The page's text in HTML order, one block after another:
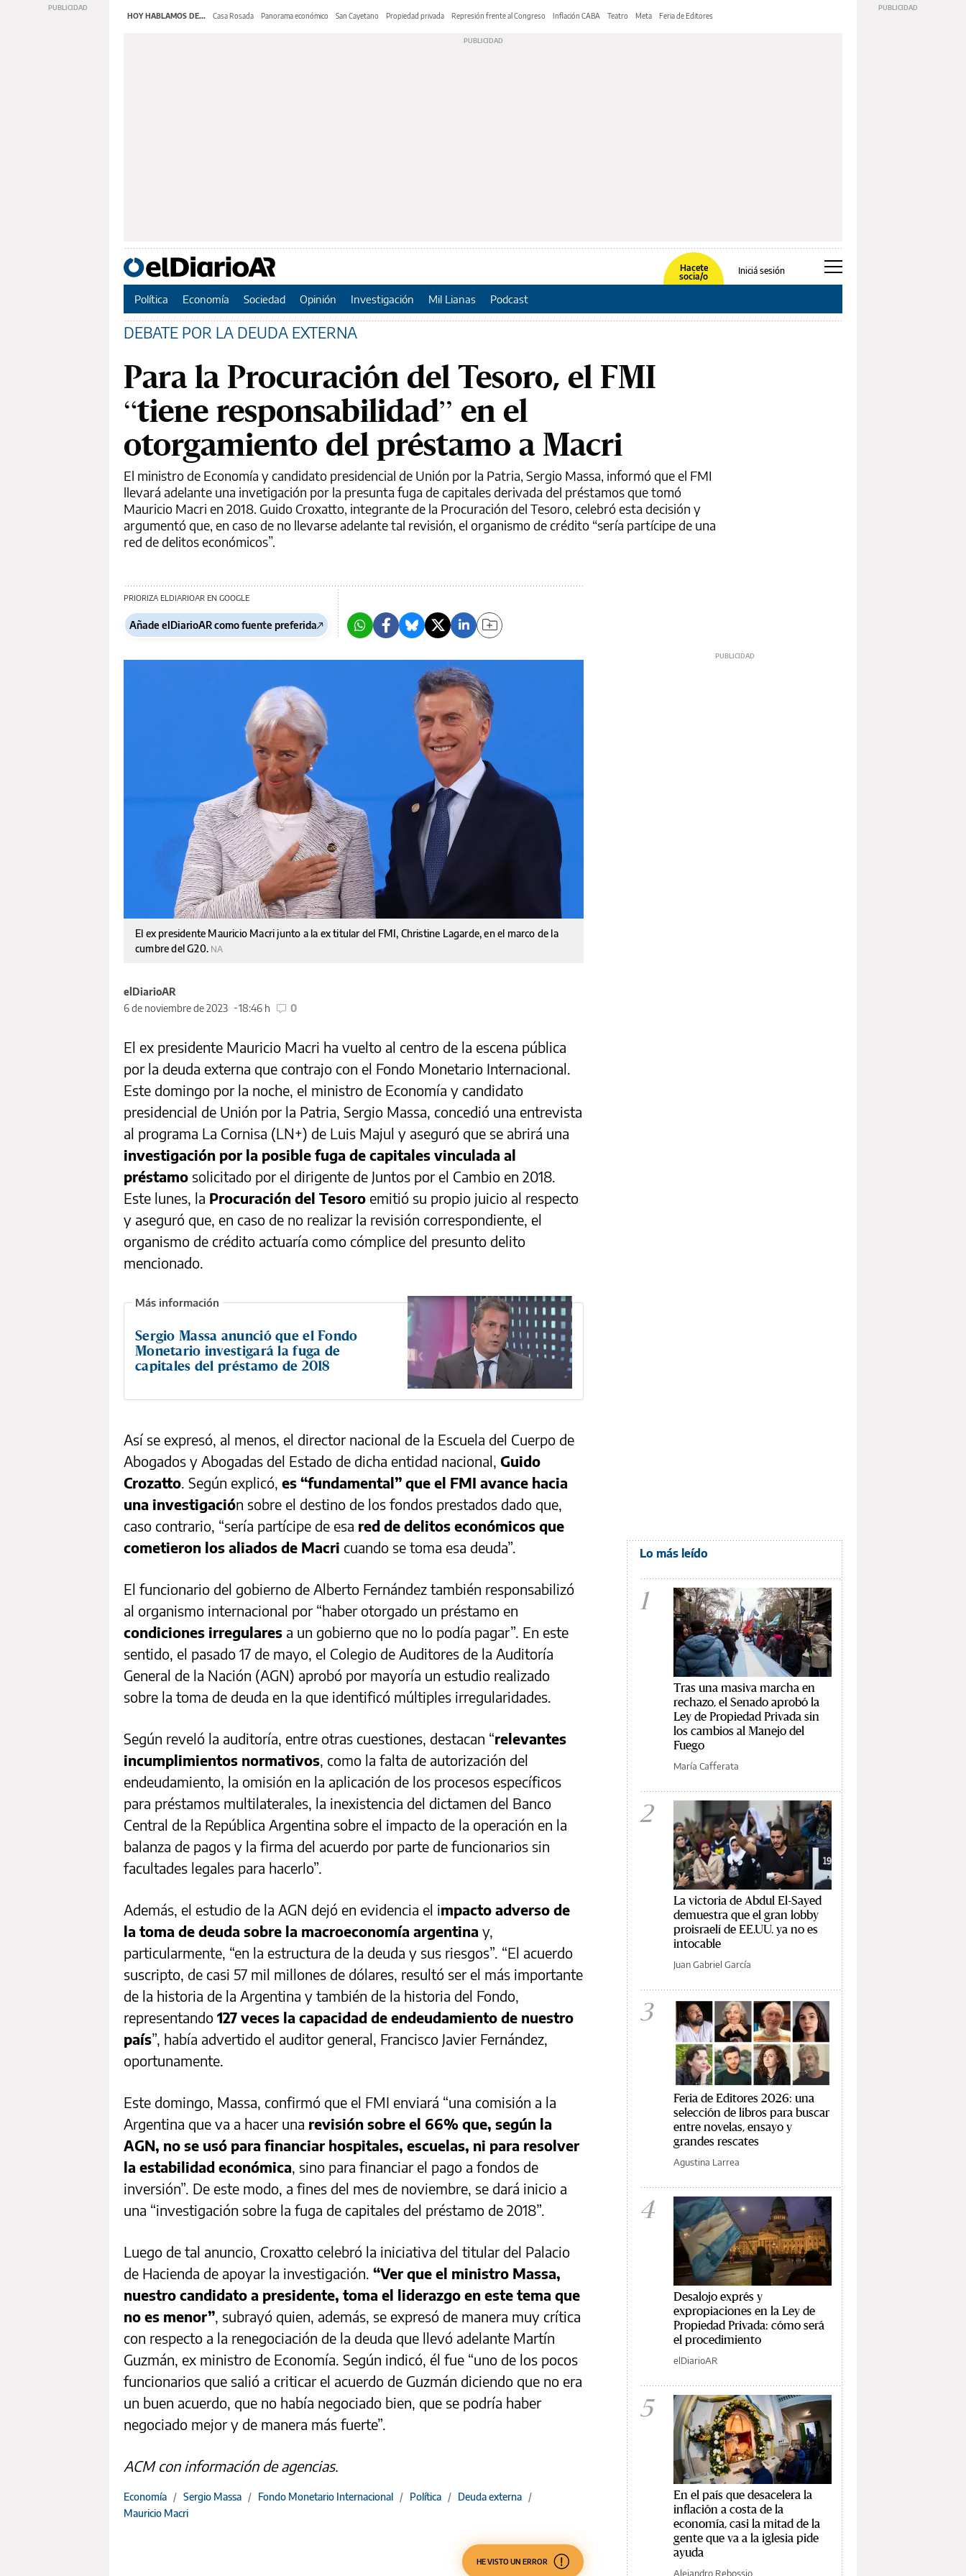
HOY HABLAMOS DE... Casa Rosada Panorama económico San Cayetano Propiedad privada Represión frente al Congreso Inflación CABA Teatro Meta Feria de Editores
Hacete
socia/o
Iniciá sesión
Política Economía Sociedad Opinión Investigación Mil Lianas Podcast
DEBATE POR LA DEUDA EXTERNA
Para la Procuración del Tesoro, el FMI
“tiene responsabilidad” en el
otorgamiento del préstamo a Macri
El ministro de Economía y candidato presidencial de Unión por la Patria, Sergio Massa, informó que el FMI
llevará adelante una invetigación por la presunta fuga de capitales derivada del préstamos que tomó
Mauricio Macri en 2018. Guido Croxatto, integrante de la Procuración del Tesoro, celebró esta decisión y
argumentó que, en caso de no llevarse adelante tal revisión, el organismo de crédito “sería partícipe de una
red de delitos económicos”.
PRIORIZA ELDIARIOAR EN GOOGLE
Añade elDiarioAR como fuente preferida
El ex presidente Mauricio Macri junto a la ex titular del FMI, Christine Lagarde, en el marco de la
cumbre del G20. NA
elDiarioAR
6 de noviembre de 2023
18:46 h 0
El ex presidente Mauricio Macri ha vuelto al centro de la escena pública
por la deuda externa que contrajo con el Fondo Monetario Internacional.
Este domingo por la noche, el ministro de Economía y candidato
presidencial de Unión por la Patria, Sergio Massa, concedió una entrevista
al programa La Cornisa (LN+) de Luis Majul y aseguró que se abrirá una
investigación por la posible fuga de capitales vinculada al
préstamo solicitado por el dirigente de Juntos por el Cambio en 2018.
Este lunes, la Procuración del Tesoro emitió su propio juicio al respecto
y aseguró que, en caso de no realizar la revisión correspondiente, el
organismo de crédito actuaría como cómplice del presunto delito
mencionado.
Sergio Massa anunció que el Fondo
Monetario investigará la fuga de
capitales del préstamo de 2018
Así se expresó, al menos, el director nacional de la Escuela del Cuerpo de
Abogados y Abogadas del Estado de dicha entidad nacional, Guido
Crozatto. Según explicó, es “fundamental” que el FMI avance hacia
una investigación sobre el destino de los fondos prestados dado que,
caso contrario, “sería partícipe de esa red de delitos económicos que
cometieron los aliados de Macri cuando se toma esa deuda”.
El funcionario del gobierno de Alberto Fernández también responsabilizó
al organismo internacional por “haber otorgado un préstamo en
condiciones irregulares a un gobierno que no lo podía pagar”. En este
sentido, el pasado 17 de mayo, el Colegio de Auditores de la Auditoría
General de la Nación (AGN) aprobó por mayoría un estudio realizado
sobre la toma de deuda en la que identificó múltiples irregularidades.
Según reveló la auditoría, entre otras cuestiones, destacan “relevantes
incumplimientos normativos, como la falta de autorización del
endeudamiento, la omisión en la aplicación de los procesos específicos
para préstamos multilaterales, la inexistencia del dictamen del Banco
Central de la República Argentina sobre el impacto de la operación en la
balanza de pagos y la firma del acuerdo por parte de funcionarios sin
facultades legales para hacerlo”.
Además, el estudio de la AGN dejó en evidencia el impacto adverso de
la toma de deuda sobre la macroeconomía argentina y,
particularmente, “en la estructura de la deuda y sus riesgos”. “El acuerdo
suscripto, de casi 57 mil millones de dólares, resultó ser el más importante
de la historia de la Argentina y también de la historia del Fondo,
representando 127 veces la capacidad de endeudamiento de nuestro
país”, había advertido el auditor general, Francisco Javier Fernández,
oportunamente.
Este domingo, Massa, confirmó que el FMI enviará “una comisión a la
Argentina que va a hacer una revisión sobre el 66% que, según la
AGN, no se usó para financiar hospitales, escuelas, ni para resolver
la estabilidad económica, sino para financiar el pago a fondos de
inversión”. De este modo, a fines del mes de noviembre, se dará inicio a
una “investigación sobre la fuga de capitales del préstamo de 2018”.
Luego de tal anuncio, Croxatto celebró la iniciativa del titular del Palacio
de Hacienda de apoyar la investigación. “Ver que el ministro Massa,
nuestro candidato a presidente, toma el liderazgo en este tema que
no es menor”, subrayó quien, además, se expresó de manera muy crítica
con respecto a la renegociación de la deuda que llevó adelante Martín
Guzmán, ex ministro de Economía. Según indicó, él fue “uno de los pocos
funcionarios que salió a criticar el acuerdo de Guzmán diciendo que no era
un buen acuerdo, que no había negociado bien, que se podría haber
negociado mejor y de manera más fuerte”.
ACM con información de agencias.
Economía / Sergio Massa / Fondo Monetario Internacional / Política / Deuda externa /
Mauricio Macri
HE VISTO UN ERROR
Lo más leído
1
Tras una masiva marcha en
rechazo, el Senado aprobó la
Ley de Propiedad Privada sin
los cambios al Manejo del
Fuego
María Cafferata
2
La victoria de Abdul El-Sayed
demuestra que el gran lobby
proisraelí de EE.UU. ya no es
intocable
Juan Gabriel García
3
Feria de Editores 2026: una
selección de libros para buscar
entre novelas, ensayo y
grandes rescates
Agustina Larrea
4
Desalojo exprés y
expropiaciones en la Ley de
Propiedad Privada: cómo será
el procedimiento
elDiarioAR
5
En el país que desacelera la
inflación a costa de la
economía, casi la mitad de la
gente que va a la iglesia pide
ayuda
Alejandro Rebossio